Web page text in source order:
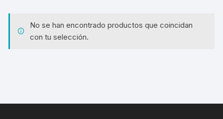
No se han encontrado productos que coincidan
con tu selección.